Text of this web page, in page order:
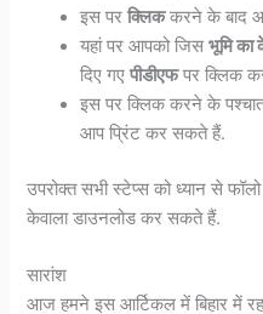
इस परक्लिककरने के बाद
यहां पर आपको जिसभूमि का
दिए गएपीडीएफपर क्लिक
इस पर क्लिक करने के
आप प्रिंट कर सकते हैं.
उपरोक्त सभी स्टेप्स को ध्यान से
केवाला डाउनलोड कर सकते हैं.
सारांश
आज हमने इस आर्टिकल में बिहार में